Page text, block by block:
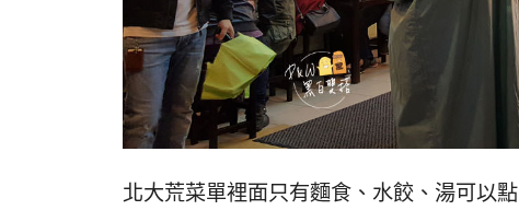
北大荒菜單裡面只有麵食、水餃、湯可以點